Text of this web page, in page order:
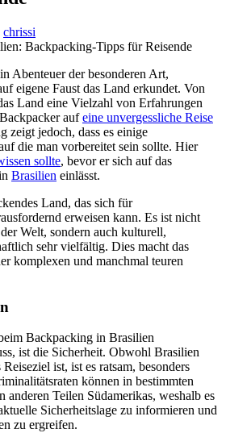
chrissi
Abenteuer der besonderen Art,
eigene Faust das Land erkundet. Von
Land eine Vielzahl von Erfahrungen
aufeine unvergessliche Reise
zeigt jedoch, dass es einige
die man vorbereitet sein sollte. Hier
sollte, bevor er sich auf das
Brasilien einlässt.
Land, das sich für
erweisen kann. Es ist nicht
Welt, sondern auch kulturell,
sehr vielfältig. Dies macht das
komplexen und manchmal teuren
Backpacking in Brasilien
ist die Sicherheit. Obwohl Brasilien
ist, ist es ratsam, besonders
können in bestimmten
anderen Teilen Südamerikas, weshalb es
Sicherheitslage zu informieren und
zu ergreifen.